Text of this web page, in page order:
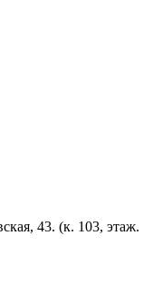
43. (к. 103, этаж.